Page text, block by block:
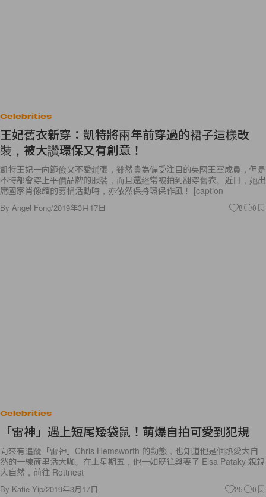
Celebrities
王妃舊衣新穿：凱特將兩年前穿過的裙子這樣改
裝，被大讚環保又有創意！
凱特王妃一向節儉又不愛鋪張，雖然貴為備受注目的英國王室成員，但是
不時都會穿上平價品牌的服裝，而且還經常被拍到翻穿舊衣。近日，她出
席國家肖像館的募捐活動時，亦依然保持環保作風！ [caption
By Angel Fong/2019年3月17日 8 0
Celebrities
「雷神」遇上短尾矮袋鼠！萌爆自拍可愛到犯規
向來有追蹤「雷神」Chris Hemsworth 的動態，也知道他是個熱愛大自
然的一線荷里活大咖。在上星期五，他一如既往與妻子 Elsa Pataky 親親
大自然，前往 Rottnest
By Katie Yip/2019年3月17日 25 0